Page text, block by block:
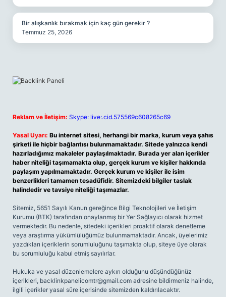
Bir alışkanlık bırakmak için kaç gün gerekir ?
Temmuz 25, 2026
Reklam ve İletişim: Skype: live:.cid.575569c608265c69
Yasal Uyarı: Bu internet sitesi, herhangi bir marka, kurum veya şahıs
şirketi ile hiçbir bağlantısı bulunmamaktadır. Sitede yalnızca kendi
hazırladığımız makaleler paylaşılmaktadır. Burada yer alan içerikler
haber niteliği taşımamakta olup, gerçek kurum ve kişiler hakkında
paylaşım yapılmamaktadır. Gerçek kurum ve kişiler ile isim
benzerlikleri tamamen tesadüfidir. Sitemizdeki bilgiler taslak
halindedir ve tavsiye niteliği taşımazlar.
Sitemiz, 5651 Sayılı Kanun gereğince Bilgi Teknolojileri ve İletişim
Kurumu (BTK) tarafından onaylanmış bir Yer Sağlayıcı olarak hizmet
vermektedir. Bu nedenle, sitedeki içerikleri proaktif olarak denetleme
veya araştırma yükümlülüğümüz bulunmamaktadır. Ancak, üyelerimiz
yazdıkları içeriklerin sorumluluğunu taşımakta olup, siteye üye olarak
bu sorumluluğu kabul etmiş sayılırlar.
Hukuka ve yasal düzenlemelere aykırı olduğunu düşündüğünüz
içerikleri, backlinkpanelicomtr@gmail.com adresine bildirmeniz halinde,
ilgili içerikler yasal süre içerisinde sitemizden kaldırılacaktır.